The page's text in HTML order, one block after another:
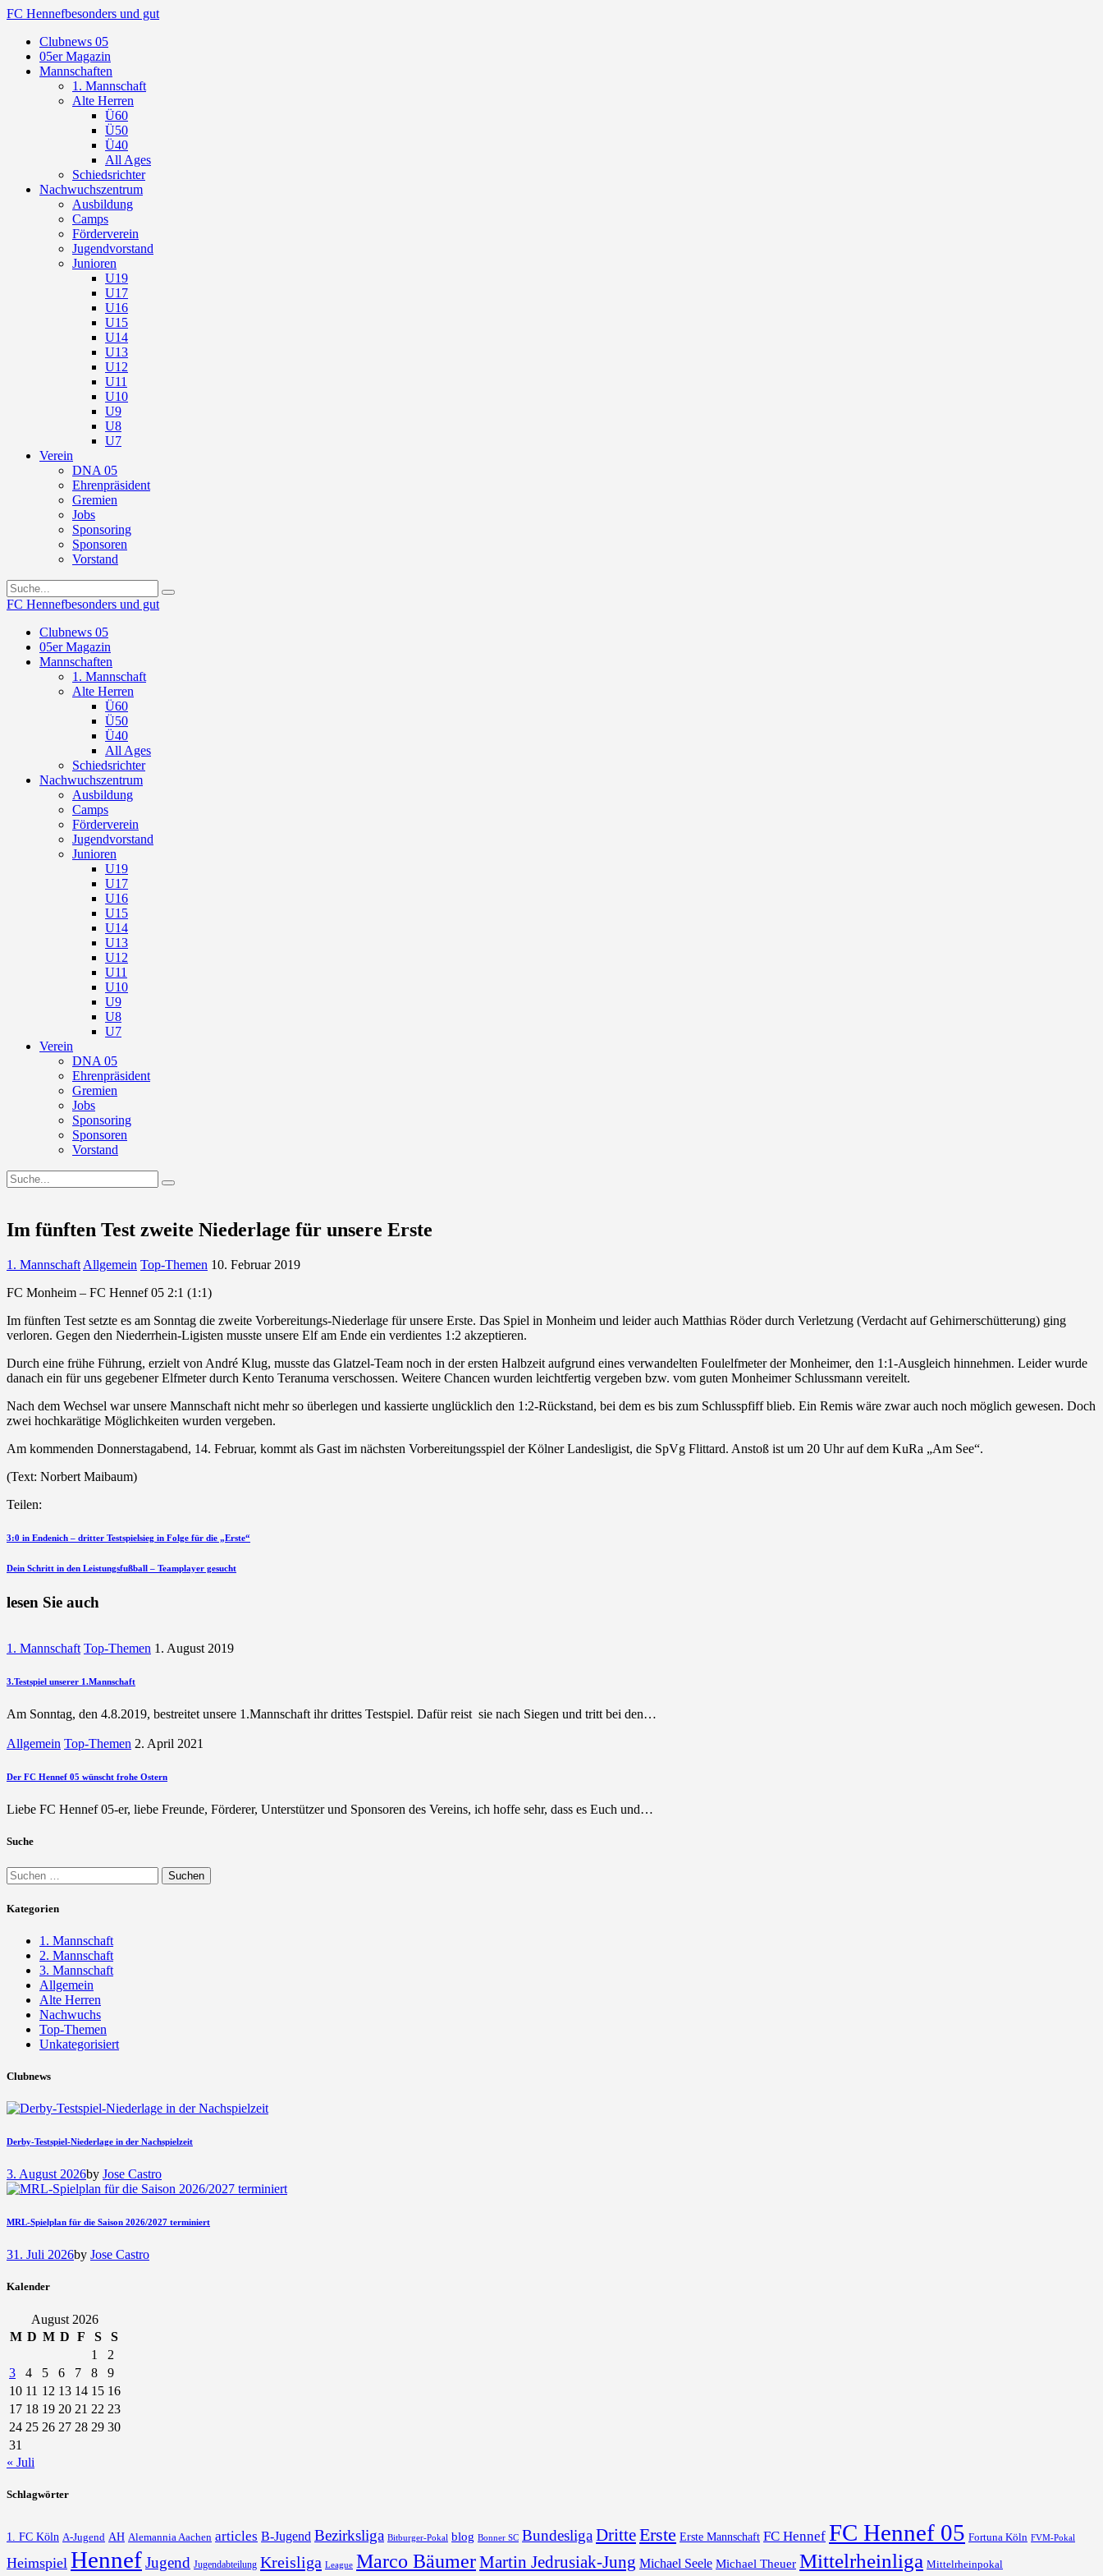
FC Hennefbesonders und gut
Clubnews 05
05er Magazin
Mannschaften
1. Mannschaft
Alte Herren
Ü60
Ü50
Ü40
All Ages
Schiedsrichter
Nachwuchszentrum
Ausbildung
Camps
Förderverein
Jugendvorstand
Junioren
U19
U17
U16
U15
U14
U13
U12
U11
U10
U9
U8
U7
Verein
DNA 05
Ehrenpräsident
Gremien
Jobs
Sponsoring
Sponsoren
Vorstand
FC Hennefbesonders und gut
Clubnews 05
05er Magazin
Mannschaften
1. Mannschaft
Alte Herren
Ü60
Ü50
Ü40
All Ages
Schiedsrichter
Nachwuchszentrum
Ausbildung
Camps
Förderverein
Jugendvorstand
Junioren
U19
U17
U16
U15
U14
U13
U12
U11
U10
U9
U8
U7
Verein
DNA 05
Ehrenpräsident
Gremien
Jobs
Sponsoring
Sponsoren
Vorstand
Im fünften Test zweite Niederlage für unsere Erste
1. Mannschaft Allgemein Top-Themen 10. Februar 2019
FC Monheim – FC Hennef 05 2:1 (1:1)
Im fünften Test setzte es am Sonntag die zweite Vorbereitungs-Niederlage für unsere Erste. Das Spiel in Monheim und leider auch Matthias Röder durch Verletzung (Verdacht auf Gehirnerschütterung) ging
verloren. Gegen den Niederrhein-Ligisten musste unsere Elf am Ende ein verdientes 1:2 akzeptieren.
Durch eine frühe Führung, erzielt von André Klug, musste das Glatzel-Team noch in der ersten Halbzeit aufgrund eines verwandelten Foulelfmeter der Monheimer, den 1:1-Ausgleich hinnehmen. Leider wurde
danach ein für uns gegebener Elfmeter durch Kento Teranuma verschossen. Weitere Chancen wurden leichtfertig vergeben bzw. vom guten Monheimer Schlussmann vereitelt.
Nach dem Wechsel war unsere Mannschaft nicht mehr so überlegen und kassierte unglücklich den 1:2-Rückstand, bei dem es bis zum Schlusspfiff blieb. Ein Remis wäre zwar auch noch möglich gewesen. Doch
zwei hochkarätige Möglichkeiten wurden vergeben.
Am kommenden Donnerstagabend, 14. Februar, kommt als Gast im nächsten Vorbereitungsspiel der Kölner Landesligist, die SpVg Flittard. Anstoß ist um 20 Uhr auf dem KuRa „Am See“.
(Text: Norbert Maibaum)
Teilen:
Beitragsnavigation
vorherigen
3:0 in Endenich – dritter Testspielsieg in Folge für die „Erste“
nächsten
Dein Schritt in den Leistungsfußball – Teamplayer gesucht
lesen Sie auch
1. Mannschaft Top-Themen 1. August 2019
3.Testspiel unserer 1.Mannschaft
Am Sonntag, den 4.8.2019, bestreitet unsere 1.Mannschaft ihr drittes Testspiel. Dafür reist sie nach Siegen und tritt bei den…
Allgemein Top-Themen 2. April 2021
Der FC Hennef 05 wünscht frohe Ostern
Liebe FC Hennef 05-er, liebe Freunde, Förderer, Unterstützer und Sponsoren des Vereins, ich hoffe sehr, dass es Euch und…
Suche
Suchen
nach:
Kategorien
1. Mannschaft
2. Mannschaft
3. Mannschaft
Allgemein
Alte Herren
Nachwuchs
Top-Themen
Unkategorisiert
Clubnews
Derby-Testspiel-Niederlage in der Nachspielzeit
3. August 2026by Jose Castro
MRL-Spielplan für die Saison 2026/2027 terminiert
31. Juli 2026by Jose Castro
Kalender
August 2026
M D M D F S
S
1
2
3
4 5 6 7 8
9
10 11 12 13 14 15 16
17 18 19 20 21 22 23
24 25 26 27 28 29 30
31
« Juli
Schlagwörter
1. FC Köln A-Jugend AH Alemannia Aachen articles B-Jugend Bezirksliga Bitburger-Pokal blog Bonner SC Bundesliga DritteErste Erste Mannschaft FC Hennef FC Hennef 05 Fortuna Köln FVM-Pokal
Heimspiel HennefJugend Jugendabteilung Kreisliga League Marco BäumerMartin Jedrusiak-Jung Michael Seele Michael Theuer Mittelrheinliga Mittelrheinpokal